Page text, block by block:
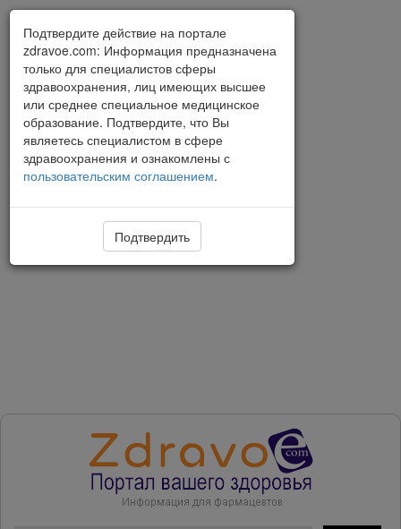
Подтвердите действие на портале
zdravoe.com: Информация предназначена
только для специалистов сферы
здравоохранения, лиц имеющих высшее
или среднее специальное медицинское
образование. Подтвердите, что Вы
являетесь специалистом в сфере
здравоохранения и ознакомлены с
пользовательским соглашением.
Подтвердить